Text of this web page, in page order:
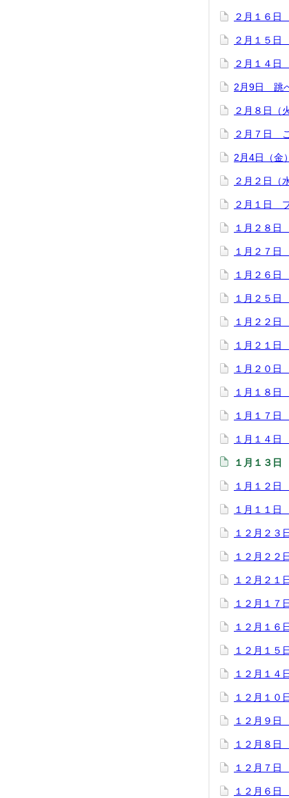
２月１６日
２月１５
２月１４
2月9日 跳
２月８日（
２月７日
2月4日（金）
２月２日（
２月１日
１月２８
１月２７日
１月２６日
１月２５日
１月２２日
１月２１日
１月２０日
１月１８
１月１７日
１月１４日
１月１３
１月１２日
１月１１日
１２月２３
１２月２２
１２月２１
１２月１７
１２月１
１２月１５
１２月１４
１２月１０
１２月９日
１２月８
１２月７日
１２月６日